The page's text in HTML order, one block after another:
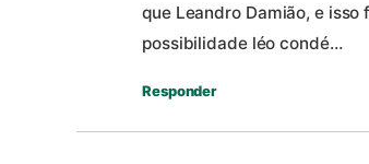
que Leandro Damião, e
possibilidade léo condé…
Responder